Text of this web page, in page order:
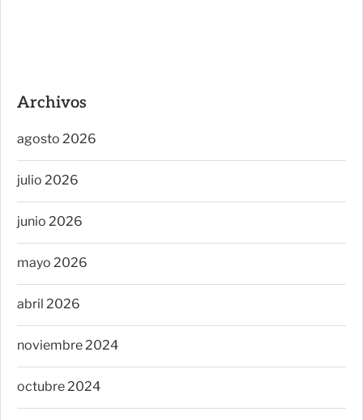
Archivos
agosto 2026
julio 2026
junio 2026
mayo 2026
abril 2026
noviembre 2024
octubre 2024